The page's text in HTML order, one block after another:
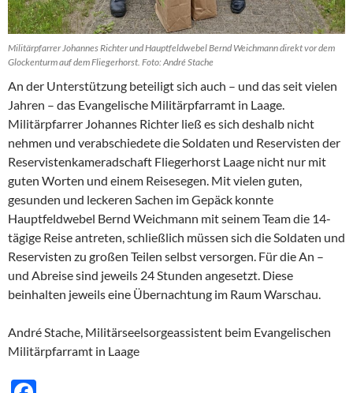
Militärpfarrer Johannes Richter und Hauptfeldwebel Bernd Weichmann direkt vor dem
Glockenturm auf dem Fliegerhorst. Foto: André Stache
An der Unterstützung beteiligt sich auch – und das seit vielen
Jahren – das Evangelische Militärpfarramt in Laage.
Militärpfarrer Johannes Richter ließ es sich deshalb nicht
nehmen und verabschiedete die Soldaten und Reservisten der
Reservistenkameradschaft Fliegerhorst Laage nicht nur mit
guten Worten und einem Reisesegen. Mit vielen guten,
gesunden und leckeren Sachen im Gepäck konnte
Hauptfeldwebel Bernd Weichmann mit seinem Team die 14-
tägige Reise antreten, schließlich müssen sich die Soldaten und
Reservisten zu großen Teilen selbst versorgen. Für die An –
und Abreise sind jeweils 24 Stunden angesetzt. Diese
beinhalten jeweils eine Übernachtung im Raum Warschau.
André Stache, Militärseelsorgeassistent beim Evangelischen
Militärpfarramt in Laage